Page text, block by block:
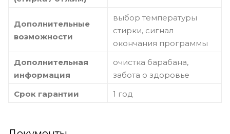
Дополнительные
возможности
выбор температуры
стирки, сигнал
окончания программы
Дополнительная
информация
очистка барабана,
забота о здоровье
Срок гарантии
1 год